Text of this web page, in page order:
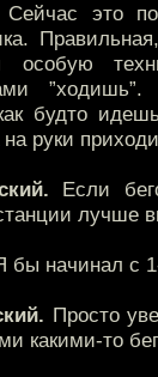
Сейчас это
особую
будто
руки
Если
лучше
бы начинал с
Просто
какими-то